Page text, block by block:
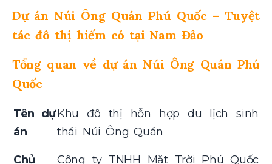
Dự án Núi Ông Quán Phú Quốc – Tuyệt
tác đô thị hiếm có tại Nam Đảo
Tổng quan về dự án Núi Ông Quán Phú
Quốc
Tên dự
án
Khu đô thị hỗn hợp du lịch sinh
thái Núi Ông Quán
Chủ
Công ty TNHH Mặt Trời Phú Quốc